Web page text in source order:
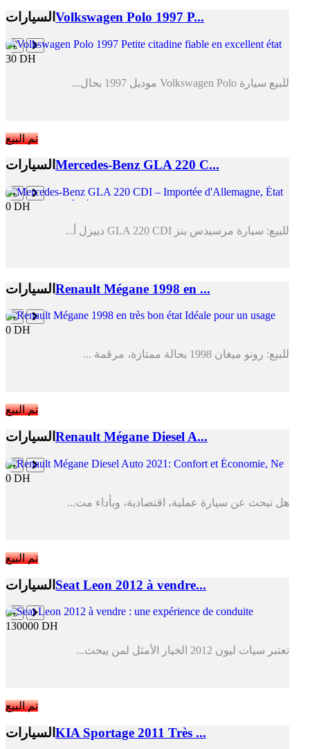
السيارات Volkswagen Polo 1997 P...
30 DH
للبيع سيارة Volkswagen Polo موديل 1997 بحال...
تم البيع
السيارات Mercedes-Benz GLA 220 C...
0 DH
للبيع: سيارة مرسيدس بنز GLA 220 CDI دييزل أ...
السيارات Renault Mégane 1998 en ...
0 DH
للبيع: رونو ميغان 1998 بحالة ممتازة، مرقمة ...
تم البيع
السيارات Renault Mégane Diesel A...
0 DH
هل تبحث عن سيارة عملية، اقتصادية، وبأداء مت...
تم البيع
السيارات Seat Leon 2012 à vendre...
130000 DH
تعتبر سيات ليون 2012 الخيار الأمثل لمن يبحث...
تم البيع
السيارات KIA Sportage 2011 Très ...